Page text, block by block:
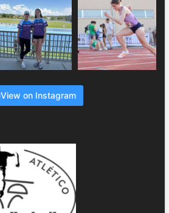
View on Instagram